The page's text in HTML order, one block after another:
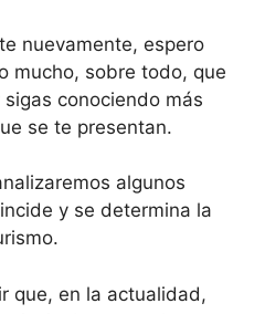
nuevamente, espero
mucho, sobre todo, que
conociendo más
se te presentan.
algunos
y se determina la
que, en la actualidad,